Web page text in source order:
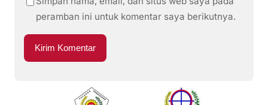
peramban ini untuk komentar saya berikutnya.